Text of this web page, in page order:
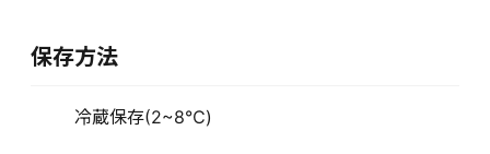
保存方法
冷蔵保存(2~8℃)